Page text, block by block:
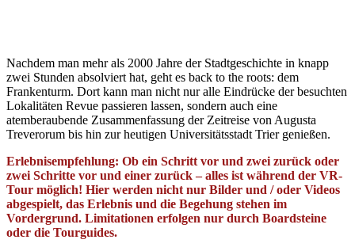
Nachdem man mehr als 2000 Jahre der Stadtgeschichte in knapp
zwei Stunden absolviert hat, geht es back to the roots: dem
Frankenturm. Dort kann man nicht nur alle Eindrücke der besuchten
Lokalitäten Revue passieren lassen, sondern auch eine
atemberaubende Zusammenfassung der Zeitreise von Augusta
Treverorum bis hin zur heutigen Universitätsstadt Trier genießen.
Erlebnisempfehlung: Ob ein Schritt vor und zwei zurück oder
zwei Schritte vor und einer zurück – alles ist während der VR-
Tour möglich! Hier werden nicht nur Bilder und / oder Videos
abgespielt, das Erlebnis und die Begehung stehen im
Vordergrund. Limitationen erfolgen nur durch Boardsteine
oder die Tourguides.